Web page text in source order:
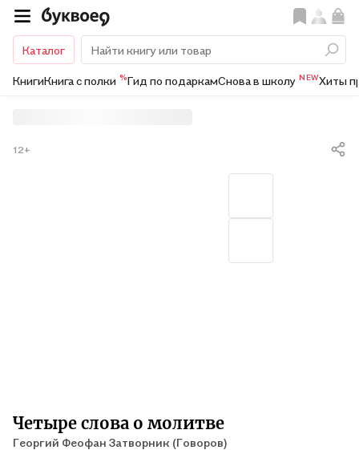
Каталог
КнигиКнига с полки %Гид по подаркамСнова в школу NEWХиты
Четыре слова о молитве
Георгий Феофан Затворник (Говоров)
12+